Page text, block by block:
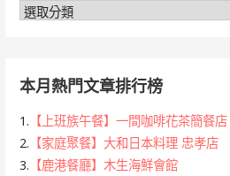
分
本月熱門文章排行榜
1. 【上班族午餐】一間咖啡花茶簡餐店
2. 【家庭聚餐】大和日本料理 忠孝店
3. 【鹿港餐廳】木生海鮮會館